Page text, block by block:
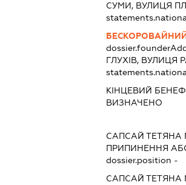
СУМИ, ВУЛИЦЯ
ГЛУХІВ, ВУЛИЦЯ
КІНЦЕВИЙ
ВИЗНАЧЕНО
САПСАЙ ТЕТЯНА
ПРИПИНЕННЯ
dossier.position -
САПСАЙ ТЕТЯНА